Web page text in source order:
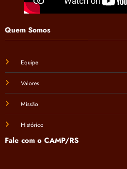
Quem Somos
Equipe
Valores
Missão
Histórico
Fale com o CAMP/RS